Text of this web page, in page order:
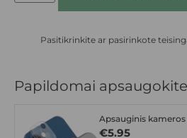
Pasitikrinkite ar pasirinkote
Papildomai
Apsauginis
€5.95